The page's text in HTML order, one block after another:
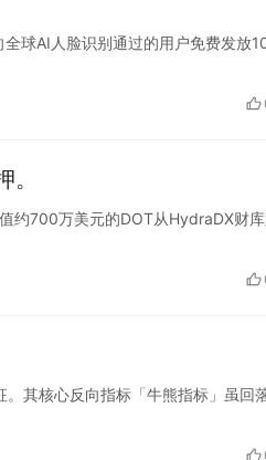
球AI人脸识别通过的用户免费发放
约700万美元的DOT从HydraDX财
其核心反向指标「牛熊指标」虽回